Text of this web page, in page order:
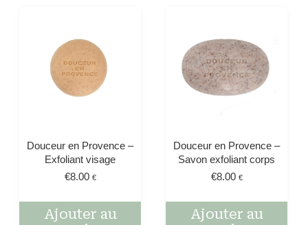
Douceur en Provence –
Exfoliant visage
€8.00 €
Ajouter au
Douceur en Provence –
Savon exfoliant corps
€8.00 €
Ajouter au